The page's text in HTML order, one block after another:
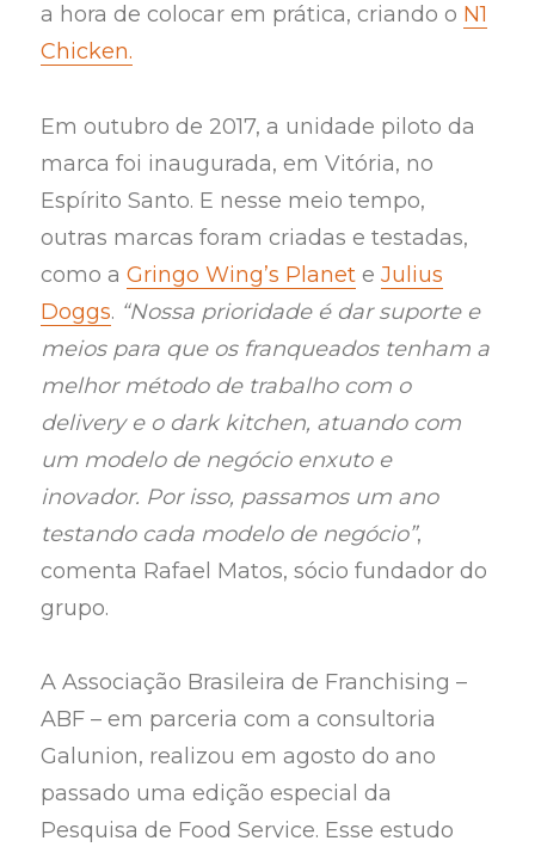
a hora de colocar em prática, criando o N1
Chicken.
Em outubro de 2017, a unidade piloto da
marca foi inaugurada, em Vitória, no
Espírito Santo. E nesse meio tempo,
outras marcas foram criadas e testadas,
como aGringo Wing’s Planet eJulius
Doggs. “Nossa prioridade é dar suporte e
meios para que os franqueados tenham a
melhor método de trabalho com o
delivery e o dark kitchen, atuando com
um modelo de negócio enxuto e
inovador. Por isso, passamos um ano
testando cada modelo de negócio”,
comenta Rafael Matos, sócio fundador do
grupo.
A Associação Brasileira de Franchising –
ABF – em parceria com a consultoria
Galunion, realizou em agosto do ano
passado uma edição especial da
Pesquisa de Food Service. Esse estudo